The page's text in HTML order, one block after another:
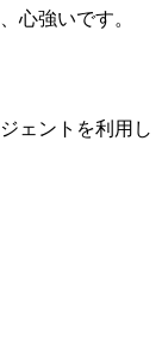
心強いです。
ェントを利用し